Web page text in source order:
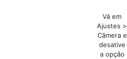
Vá em
Ajustes >
Câmera e
desative
a opção